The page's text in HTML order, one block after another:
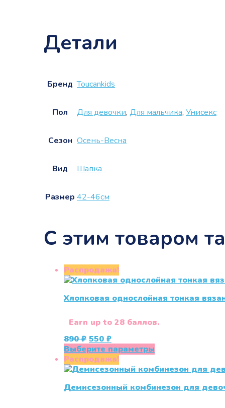
Детали
Бренд Touсankids
Пол Для девочки, Для мальчика, Унисекс
Сезон Осень-Весна
Вид Шапка
Размер 42-46см
С этим товаром
Распродажа!
Хлопковая однослойная тонкая
Earn up to 28 баллов.
890₽ Первоначальная
цена
составляла
890 ₽.
550₽Текущая
цена:
550 ₽.
Выберите параметры
имеет
вариаций.
Распродажа!
Демисезонный комбинезон для